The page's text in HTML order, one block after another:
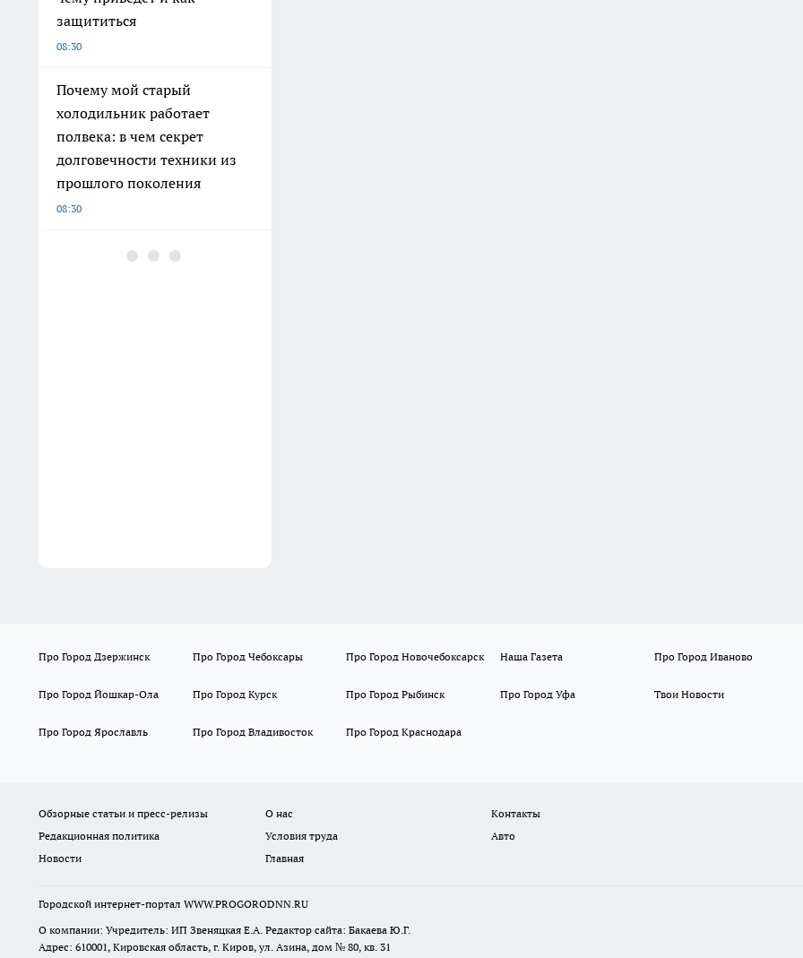
защититься
08:30
Почему мой старый
холодильник работает
полвека: в чем секрет
долговечности техники из
прошлого поколения
08:30
Последствия атаки БПЛА в
Про Город Дзержинск Про Город Чебоксары Про Город Новочебоксарск Наша Газета Про Город Иваново
Про Город Йошкар-Ола Про Город Курск Про Город Рыбинск Про Город Уфа Твои Новости
Про Город Ярославль Про Город Владивосток Про Город Краснодара
Обзорные статьи и пресс-релизы О нас
Контакты
Редакционная политика
Условия труда
Авто
Новости
Главная
Городской интернет-портал WWW.PROGORODNN.RU
О компании: Учредитель: ИП Звеняцкая Е.А. Редактор сайта: Бакаева Ю.Г.
Адрес: 610001, Кировская область, г. Киров, ул. Азина, дом № 80, кв. 31